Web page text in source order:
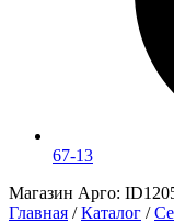
67-13
Магазин Арго:
Главная / Каталог /